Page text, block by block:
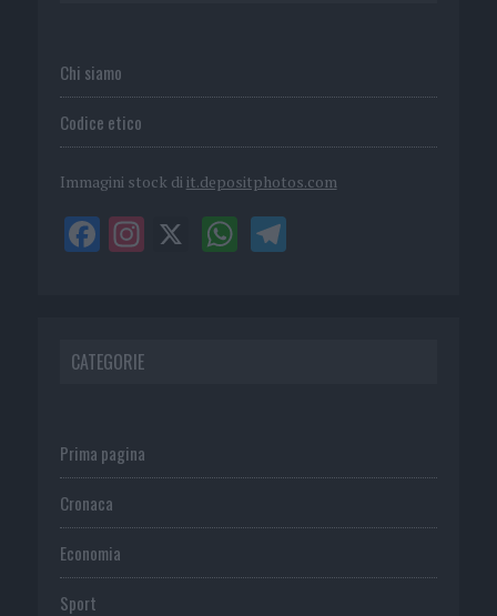
Chi siamo
Codice etico
Immagini stock di it.depositphotos.com
CATEGORIE
Prima pagina
Cronaca
Economia
Sport